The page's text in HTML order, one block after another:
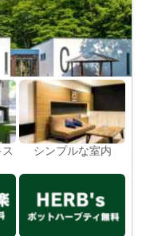
シンプルな室内